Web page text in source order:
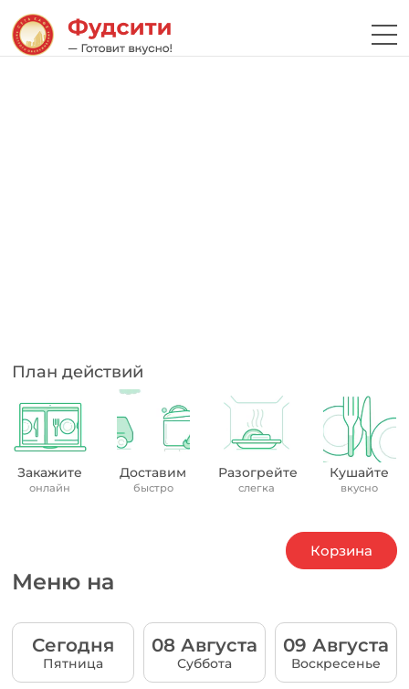
План действий
Закажите
онлайн
Доставим
быстро
Разогрейте
слегка
Кушайте
вкусно
Меню на
Сегодня
Пятница
08 Августа
Суббота
09 Августа
Воскресенье
Корзина